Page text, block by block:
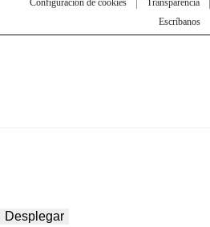
Configuración de cookies
Transparencia
Escríbanos
Desplegar